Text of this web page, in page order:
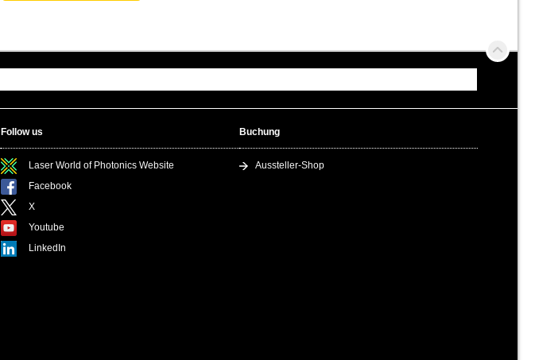
Follow us
Laser World of Photonics Website
Facebook
X
Youtube
LinkedIn
Buchung
Aussteller-Shop